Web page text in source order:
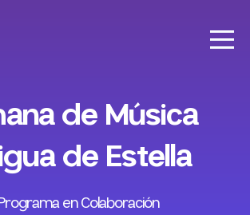
de Música
de Estella
en Colaboración